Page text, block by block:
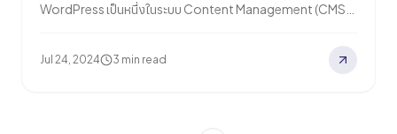
WordPress เป็นหนึ่งในระบบ Content Management (CMS)
เลือกใช้งานจำนวนมาก อย่างไรก็ตาม Plugin…
Jul 24, 2024 3 min read